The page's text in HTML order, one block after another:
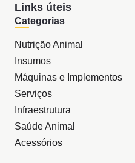
Links úteis
Categorias
Nutrição Animal
Insumos
Máquinas e Implementos
Serviços
Infraestrutura
Saúde Animal
Acessórios